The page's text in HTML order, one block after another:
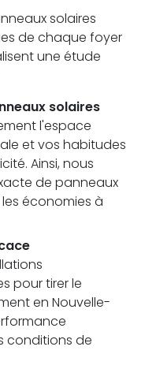
solaires
de chaque foyer
une étude
solaires
l'espace
et vos habitudes
Ainsi, nous
de panneaux
économies à
pour tirer le
en Nouvelle-
conditions de